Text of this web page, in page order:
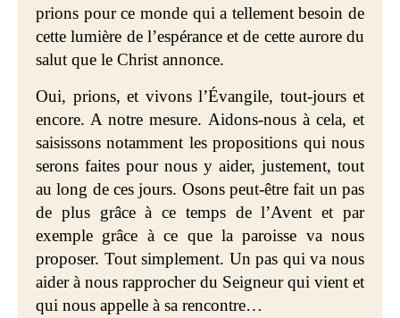
prions pour ce monde qui a tellement besoin de
cette lumière de l’espérance et de cette aurore du
salut que le Christ annonce.
Oui, prions, et vivons l’Évangile, tout-jours et
encore. A notre mesure. Aidons-nous à cela, et
saisissons notamment les propositions qui nous
serons faites pour nous y aider, justement, tout
au long de ces jours. Osons peut-être fait un pas
de plus grâce à ce temps de l’Avent et par
exemple grâce à ce que la paroisse va nous
proposer. Tout simplement. Un pas qui va nous
aider à nous rapprocher du Seigneur qui vient et
qui nous appelle à sa rencontre…